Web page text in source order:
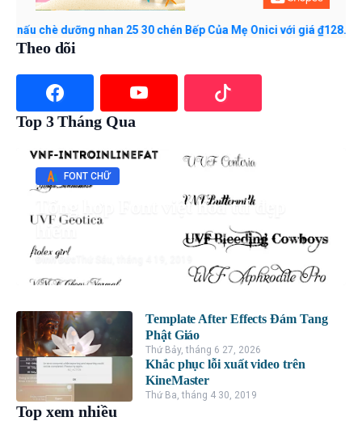
chè dưỡng nhan 25 30 chén Bếp Của Mẹ Onici với giá ₫128.000.
Theo dõi
Top 3 Tháng Qua
FONT CHỮ
Tổng hợp Font việt hóa ttf đẹp
hiếm
Đình Đức
Template After Effects Đám Tang
Phật Giáo
Thứ Bảy, tháng 6 27, 2026
Khắc phục lỗi xuất video trên
KineMaster
Thứ Ba, tháng 4 30, 2019
Top xem nhiều